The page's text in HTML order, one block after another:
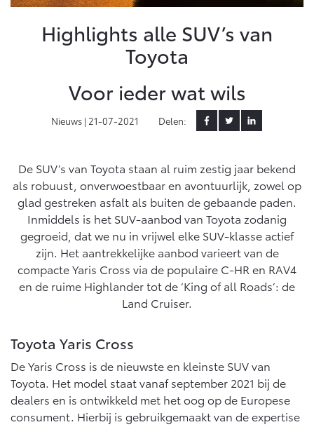
Vacatures
Klantbeoordelingen
Vanaf € 23.750,- Vanaf € 27.195,-
Vanaf € 31.895,- Vanaf € 32.995,-
Vanaf € 33.495,-
Corolla Touring Sports
Vanaf € 35.495,-
Onderhoud op Maat
APK
Airco check
Vakantiecheck
Hybride Zekerheid Controle
Toyota handleidingen
Toyota Service Informatie (SIL)
Toyota Pechhulp
Schade & Glasherstel
10 jaar Toyota garantie
Wat is Private Lease?
Bereken je maandbedrag
Private Lease voor ZZP
Private Lease Occasions
Toyota Betaalplan
Oplaadservice
Thuislaadpakketten
Zakelijk
Toyota voor de zaak
Leaserijder
ZZP
Wagenparkbeheer
Leasen
Financial Lease
Operational Lease
Werkplaatsafspraak maken
Contact en Route
Schade melden
Vraag een brochure aan
Bekijk de verwachte modellen
Highlights alle SUV’s van
Toyota
Voor ieder wat wils
Nieuws | 21-07-2021 Delen:
De SUV’s van Toyota staan al ruim zestig jaar bekend
als robuust, onverwoestbaar en avontuurlijk, zowel op
glad gestreken asfalt als buiten de gebaande paden.
Inmiddels is het SUV-aanbod van Toyota zodanig
gegroeid, dat we nu in vrijwel elke SUV-klasse actief
zijn. Het aantrekkelijke aanbod varieert van de
compacte Yaris Cross via de populaire C-HR en RAV4
en de ruime Highlander tot de ‘King of all Roads’: de
Land Cruiser.
Toyota Yaris Cross
De Yaris Cross is de nieuwste en kleinste SUV van
Toyota. Het model staat vanaf september 2021 bij de
dealers en is ontwikkeld met het oog op de Europese
consument. Hierbij is gebruikgemaakt van de expertise